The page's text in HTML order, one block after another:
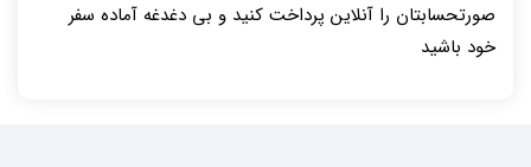
صورتحسابتان را آنلاین پرداخت کنید و بی دغدغه آماده سفر
خود باشید